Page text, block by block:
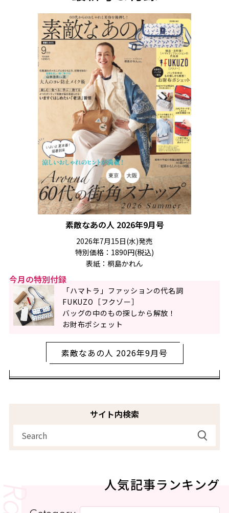
素敵なあの人 2026年9月号
2026年7月15日(水)発売
特別価格：1890円(税込)
表紙：桐島かれん
今月の特別付録
「ハマトラ」ファッションの代名詞
FUKUZO［フクゾー］
バッグの中のもの探しから解放！
お財布ポシェット
素敵なあの人 2026年9月号
サイト内検索
人気記事ランキング